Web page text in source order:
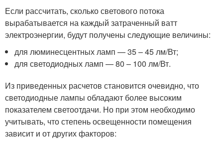
Если рассчитать, сколько светового потока
вырабатывается на каждый затраченный ватт
электроэнергии, будут получены следующие величины:
для люминесцентных ламп — 35 – 45 лм/Вт;
для светодиодных ламп — 80 – 100 лм/Вт.
Из приведенных расчетов становится очевидно, что
светодиодные лампы обладают более высоким
показателем светоотдачи. Но при этом необходимо
учитывать, что степень освещенности помещения
зависит и от других факторов: